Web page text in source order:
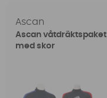
Ascan
Ascan våtdräktspaket
med skor